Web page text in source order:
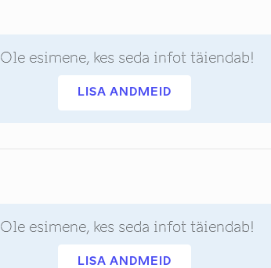
Ole esimene, kes seda infot täiendab!
LISA ANDMEID
Ole esimene, kes seda infot täiendab!
LISA ANDMEID